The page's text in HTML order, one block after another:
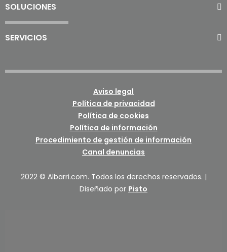
SOLUCIONES
SERVICIOS
Aviso legal
Política de privacidad
Política de cookies
Política de información
Procedimiento de gestión de información
Canal denuncias
2022 © Albarri.com. Todos los derechos reservados. |
Diseñado por Pisto